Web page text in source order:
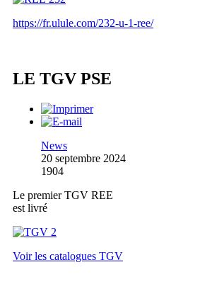
https://fr.ulule.com/232-u-1-ree/
LE TGV PSE
News
20 septembre 2024
1904
Le premier TGV REE
est livré
Voir les catalogues TGV